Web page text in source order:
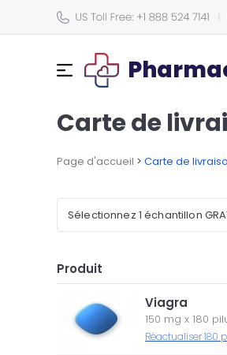
Carte de
Page d'accueil > Carte de
Sélectionnez 1 échantillon
Produit
Viagra
150 mg x 180
Réactualiser 180